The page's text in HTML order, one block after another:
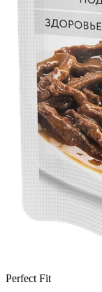
Perfect Fit